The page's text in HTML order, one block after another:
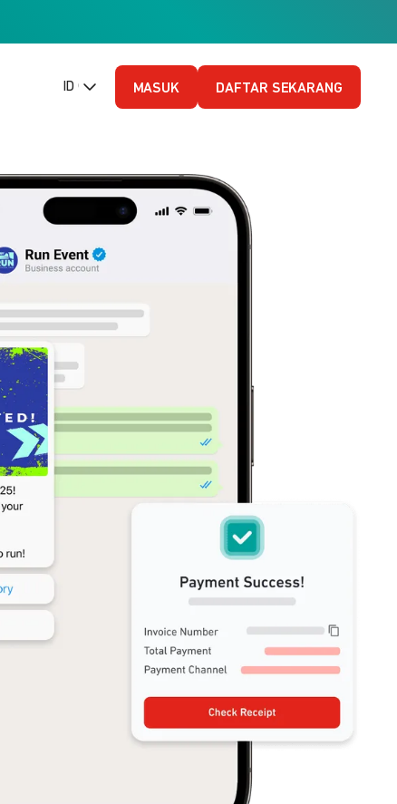
ID (Bahasa Indonesia)
MASUK DAFTAR SEKARANG